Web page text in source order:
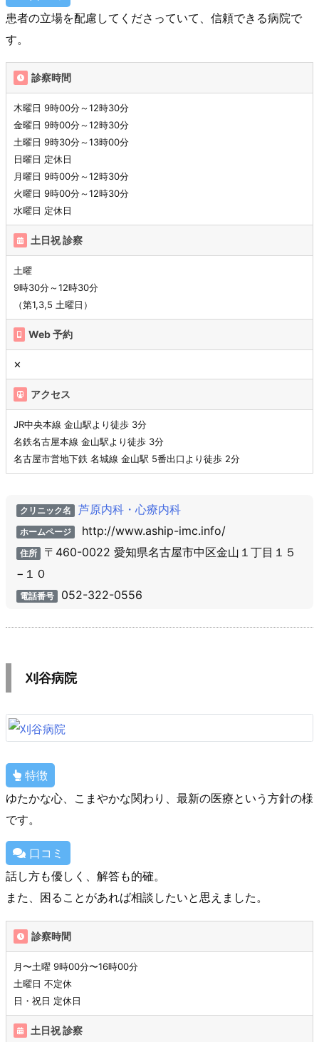
患者の立場を配慮してくださっていて、信頼できる病院で
す。
診察時間
木曜日 9時00分～12時30分
金曜日 9時00分～12時30分
土曜日 9時30分～13時00分
日曜日 定休日
月曜日 9時00分～12時30分
火曜日 9時00分～12時30分
水曜日 定休日
土日祝 診察
土曜
9時30分～12時30分
（第1,3,5 土曜日）
Web 予約
✕
アクセス
JR中央本線 金山駅より徒歩 3分
名鉄名古屋本線 金山駅より徒歩 3分
名古屋市営地下鉄 名城線 金山駅 5番出口より徒歩 2分
クリニック名 芦原内科・心療内科
ホームページ http://www.aship-imc.info/
住所 〒460-0022 愛知県名古屋市中区金山１丁目１５
−１０
電話番号 052-322-0556
刈谷病院
特徴
ゆたかな心、こまやかな関わり、最新の医療という方針の様
です。
口コミ
話し方も優しく、解答も的確。
また、困ることがあれば相談したいと思えました。
診察時間
月〜土曜 9時00分〜16時00分
土曜日 不定休
日・祝日 定休日
土日祝 診察